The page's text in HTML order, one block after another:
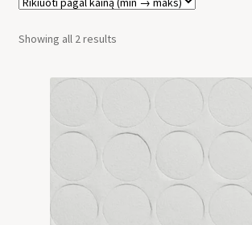
Showing all 2 results